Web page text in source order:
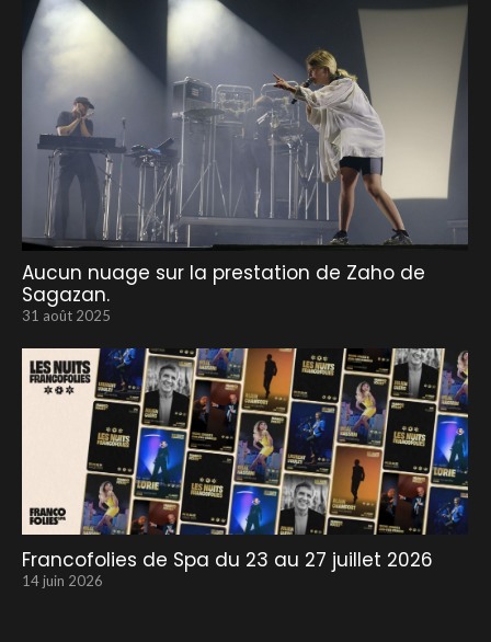
Aucun nuage sur la prestation de Zaho de
Sagazan.
31 août 2025
Francofolies de Spa du 23 au 27 juillet 2026
14 juin 2026